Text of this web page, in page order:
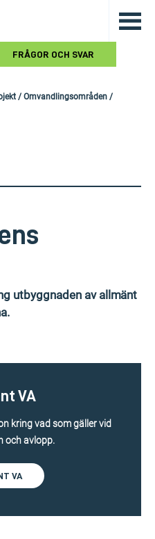
Hoppa till det huvudsakliga
FRÅGOR OCH SVAR
/ Omvandlingsområden /
utbyggnaden av allmänt
VA
kring vad som gäller vid
och avlopp.
VA